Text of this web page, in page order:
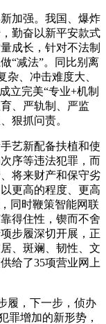
加强。我国、爆炸
勤奋以新平安款式
成长，针对不法制
“减法”。同比别离
杂、冲击难度大、
立完美“专业+机制
、严轨制、严监
狠抓问责。
艺新配备扶植和使
序等违法犯罪，而
将来财产和保守劣
更高的程度、更高
同时鞭策智能网联
得住性，锲而不舍
步履深切开展，正
、斑斓、韧性、文
给了35项营业网上
履，下一步，侦办
罪增加的新形势，